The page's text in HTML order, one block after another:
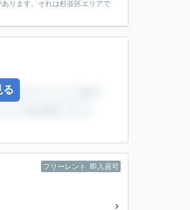
ります。それは杉並区エリアで
る
フリーレント 即入居可